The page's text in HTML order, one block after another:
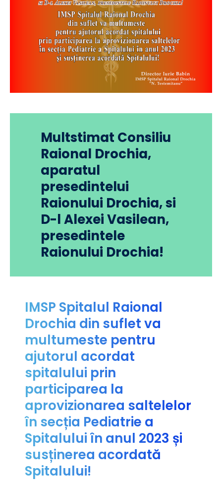
Multstimat Consiliu
Raional Drochia,
aparatul
presedintelui
Raionului Drochia, si
D-l Alexei Vasilean,
presedintele
Raionului Drochia!
IMSP Spitalul Raional
Drochia din suflet va
multumeste pentru
ajutorul acordat
spitalului prin
participarea la
aprovizionarea saltelelor
în secția Pediatrie a
Spitalului în anul 2023 și
susținerea acordată
Spitalului!